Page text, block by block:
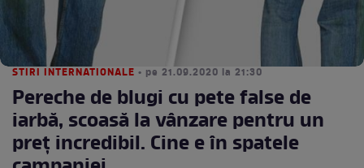
STIRI INTERNATIONALE • pe 21.09.2020 la 21:30
Pereche de blugi cu pete false de
iarbă, scoasă la vânzare pentru un
preț incredibil. Cine e în spatele